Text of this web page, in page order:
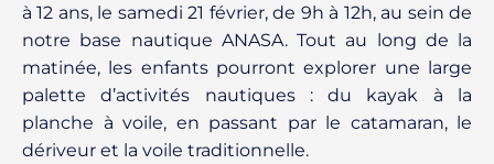
à 12 ans, le samedi 21 février, de 9h à 12h, au sein de
notre base nautique ANASA. Tout au long de la
matinée, les enfants pourront explorer une large
palette d’activités nautiques : du kayak à la
planche à voile, en passant par le catamaran, le
dériveur et la voile traditionnelle.